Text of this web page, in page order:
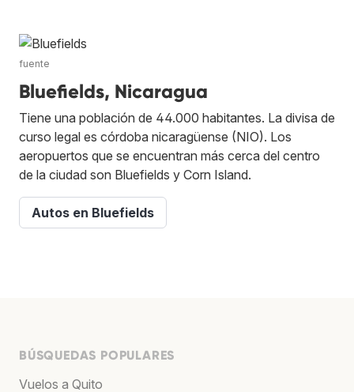
fuente
Bluefields, Nicaragua
Tiene una población de 44.000 habitantes. La divisa de
curso legal es córdoba nicaragüense (NIO). Los
aeropuertos que se encuentran más cerca del centro
de la ciudad son Bluefields y Corn Island.
Autos en Bluefields
BÚSQUEDAS POPULARES
Vuelos a Quito